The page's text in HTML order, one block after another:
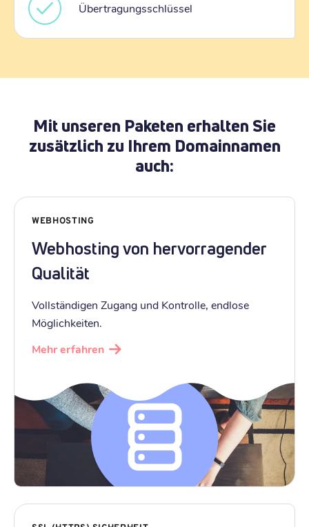
Übertragungsschlüssel
Mit unseren Paketen erhalten Sie
zusätzlich zu Ihrem Domainnamen
auch:
WEBHOSTING
Webhosting von hervorragender
Qualität
Vollständigen Zugang und Kontrolle, endlose
Möglichkeiten.
Mehr erfahren